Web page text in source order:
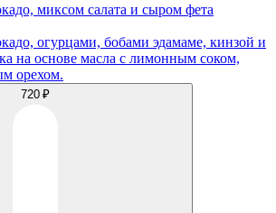
миксом салата и сыром фета
огурцами, бобами эдамаме, кинзой и
на основе масла с лимонным соком,
орехом.
720 ₽